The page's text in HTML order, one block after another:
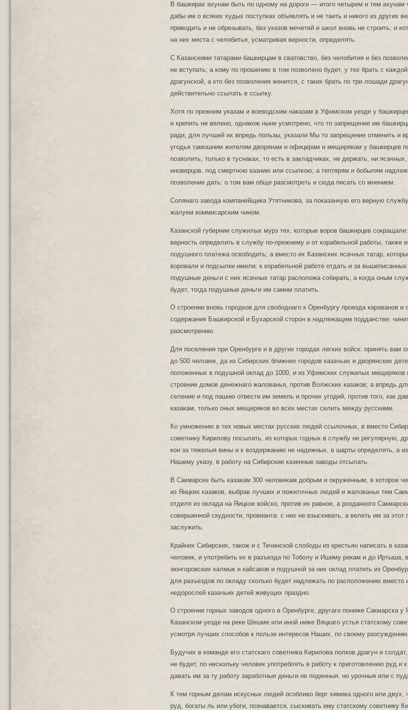
В башкирах ахунам быть по одному на дороге — итого четырем и тем ахунам
дабы им о всяких худых поступках объявлять и не таить и никого из других
приводить и не обрезывать, без указов мечетей и школ вновь не строить; и
на них места с челобитья, усматривая верности, определять.
С Казанскими татарами башкирцам в сватовство, без челобития и без
не вступать; а кому по прошению в том позволено будет, у тех брать с
драгунской, а кто без позволения женится, с таких брать по три лошади
действительно ссылать в ссылку.
Хотя по прежним указам и воеводским наказам в Уфимском уезде у
и крепить не велено, однакож ныне усмотрено, что то запрещение им
ради, для лучшей их впредь пользы, указали Мы то запрещение отменить и
угодья тамошним жителям дворянам и офицерам и мещерякам у башкирцев
позволить, только в туснаках, то есть в закладчиках, не держать, ни
иноверцов, под смертною казнию или ссылкою; а тептярям и бобылям
позволение дать: о том вам обще разсмотреть и сюда писать со мнением.
Солянаго завода компанейщика Утятникова, за показанную его верную
жалуем коммисарским чином.
Казанской губернии служилых мурз тех, которые воров башкирцев
верность определить в службу по-прежнему и от корабельной работы, также
подушного платежа освободить; а вместо их Казанских ясачных татар,
воровали и подсылки имели: к корабельной работе отдать и за
подушные деньги с них ясачных татар расположа собирать; а когда оным
будет, тогда подушные деньги им самим платить.
О строении вновь городков для свободнаго к Оренбургу проезда караванов и
содержания Башкирской и Бухарской сторон в надлежащем подданстве:
разсмотрению.
Для поселения при Оренбурге и в других городах легких войск: принять вам
до 500 человек, да из Сибирских ближних городов казачьих и дворянских
положенных в подушной оклад до 1000, и из Уфимских служилых мещеряков
строение домов денежнаго жалованья, против Волжских казаков; а впредь
селение и под пашню отвести им земель и прочих угодий, против того, как
казакам, только оных мещеряков во всех местах селить между русскими.
Ко умножению в тех новых местах русских людей ссылочных, в вместо
советнику Кирилову посылать, из которых годных в службу не регулярную,
кои за тяжелыя вины и к воздержанию не надежных, в шарты определять, а
Нашему указу, в работу на Сибирские казенные заводы отсылать.
В Сакмарске быть казакам 300 человекам добрым и окруженным, в которое
из Яицких казаков, выбрав лучших и пожиточных людей и жалованье тем
отделя из оклада на Яицкое войско, против их равное, а розданного
совершенной скудности, провианта: с них не взыскивать, а велеть им за этот
заслужить.
Крайних Сибирских, також и с Течинской слободы из крестьян написать в
человек, и употребить их в разъезда по Тоболу и Ишиму рекам и до Иртыша,
зюнгоровских калмык и кайсаков и подушной за них оклад платить из
для разъездов по окладу сколько будет надлежать по расположению вместо
недорослей казачьих детей живущих праздно.
О строении горных заводов одного в Оренбурге, другаго пониже Сакмарска у
Казанском уезде на реке Шешме или иной ниже Вяцкаго устья статскому
усмотря лучших способов к пользе интересов Наших, по своему
Будучих в команде его статскаго советника Кирилова полков драгун и
не будет, по нескольку человек употреблять в работу к приготовлению руд и
давать им за ту работу заработныя деньги не поденныя, но урочныя или с
К тем горным делам искусных людей особливо берг химика одного или двух,
руд, богаты ль или убоги, познавается, сыскивать ему статскому советнику